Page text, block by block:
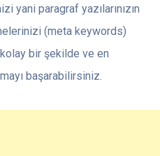
yani paragraf yazılarınızın
(meta keywords)
bir şekilde ve en
başarabilirsiniz.